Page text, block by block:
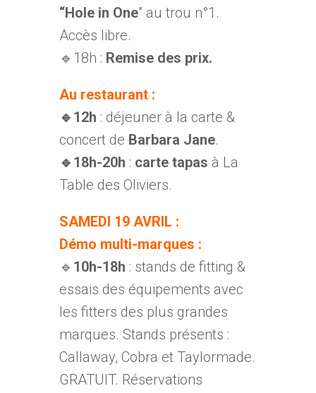
“Hole in One” au trou n°1.
Accès libre.
🔹18h : Remise des prix.
Au restaurant :
🔹12h : déjeuner à la carte &
concert de Barbara Jane.
🔹18h-20h : carte tapas à La
Table des Oliviers.
SAMEDI 19 AVRIL :
Démo multi-marques :
🔹 10h-18h : stands de fitting &
essais des équipements avec
les fitters des plus grandes
marques. Stands présents :
Callaway, Cobra et Taylormade.
GRATUIT. Réservations